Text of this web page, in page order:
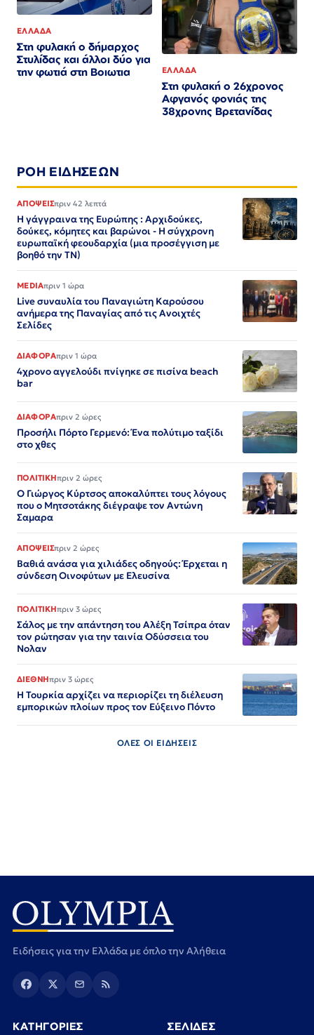
ΕΛΛΑΔΑ
Στη φυλακή ο δήμαρχος
Στυλίδας και άλλοι δύο για
την φωτιά στη Βοιωτια
ΕΛΛΑΔΑ
Στη φυλακή ο 26χρονος
Αφγανός φονιάς της
38χρονης Βρετανίδας
ΡΟΗ ΕΙΔΗΣΕΩΝ
ΑΠΟΨΕΙΣπριν 42 λεπτά
Η γάγγραινα της Ευρώπης : Αρχιδούκες,
δούκες, κόμητες και βαρώνοι - Η σύγχρονη
ευρωπαϊκή φεουδαρχία (μια προσέγγιση με
βοηθό την ΤΝ)
MEDIAπριν 1 ώρα
Live συναυλία του Παναγιώτη Καρούσου
ανήμερα της Παναγίας από τις Ανοιχτές
Σελίδες
ΔΙΑΦΟΡΑπριν 1 ώρα
4χρονο αγγελούδι πνίγηκε σε πισίνα beach
bar
ΔΙΑΦΟΡΑπριν 2 ώρες
Προσήλι Πόρτο Γερμενό: Ένα πολύτιμο ταξίδι
στο χθες
ΠΟΛΙΤΙΚΗπριν 2 ώρες
Ο Γιώργος Κύρτσος αποκαλύπτει τους λόγους
που ο Μητσοτάκης διέγραψε τον Αντώνη
Σαμαρα
ΑΠΟΨΕΙΣπριν 2 ώρες
Βαθιά ανάσα για χιλιάδες οδηγούς: Έρχεται η
σύνδεση Οινοφύτων με Ελευσίνα
ΠΟΛΙΤΙΚΗπριν 3 ώρες
Σάλος με την απάντηση του Αλέξη Τσίπρα όταν
τον ρώτησαν για την ταινία Οδύσσεια του
Νολαν
ΔΙΕΘΝΗπριν 3 ώρες
Η Τουρκία αρχίζει να περιορίζει τη διέλευση
εμπορικών πλοίων προς τον Εύξεινο Πόντο
ΟΛΕΣ ΟΙ ΕΙΔΗΣΕΙΣ
Ειδήσεις για την Ελλάδα με όπλο την Αλήθεια
ΚΑΤΗΓΟΡΙΕΣ ΣΕΛΙΔΕΣ